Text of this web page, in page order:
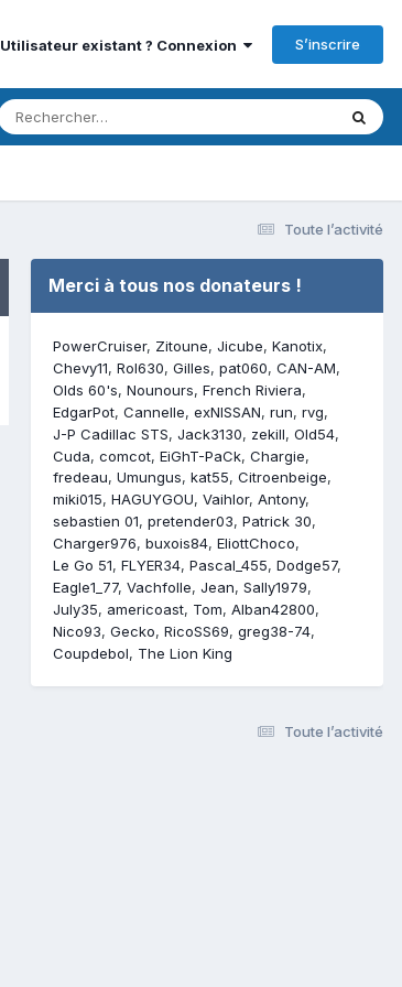
Utilisateur existant ? Connexion S’inscrire
Toute l’activité
Merci à tous nos donateurs !
PowerCruiser Zitoune Jicube Kanotix
Chevy11 Rol630 Gilles pat060 CAN-AM
Olds 60's Nounours French Riviera
EdgarPot Cannelle exNISSAN run rvg
J-P Cadillac STS Jack3130 zekill Old54
Cuda comcot EiGhT-PaCk Chargie
fredeau Umungus kat55 Citroenbeige
miki015 HAGUYGOU Vaihlor Antony
sebastien 01 pretender03 Patrick 30
Charger976 buxois84 EliottChoco
Le Go 51 FLYER34 Pascal_455 Dodge57
Eagle1_77 Vachfolle Jean Sally1979
July35
americoast Tom Alban42800
Nico93 Gecko RicoSS69 greg38-74
Coupdebol
The Lion King
Toute l’activité